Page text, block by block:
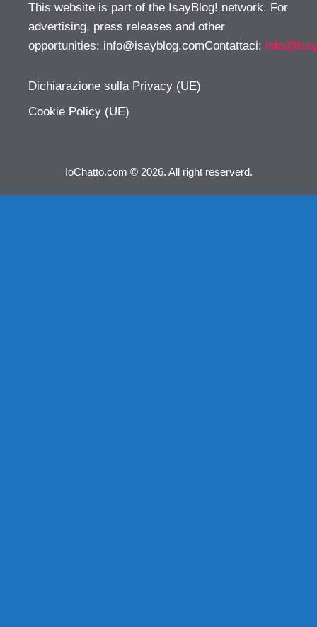
This website is part of the IsayBlog! network. For
advertising, press releases and other
opportunities: info@isayblog.comContattaci:
Dichiarazione sulla Privacy (UE)
Cookie Policy (UE)
IoChatto.com © 2026. All right reserverd.